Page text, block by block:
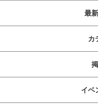
最
カ
イベ